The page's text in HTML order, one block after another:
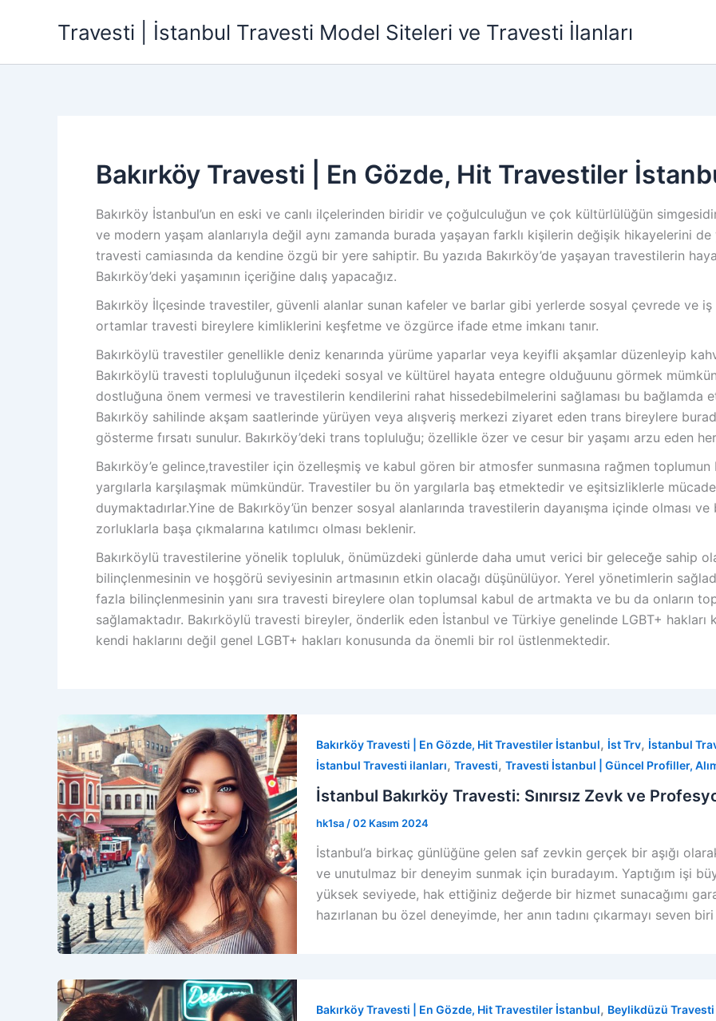
Travesti | İstanbul Travesti Model Siteleri ve Travesti İlanları
Bakırköy Travesti | En Gözde, Hit Travestiler
Bakırköy İstanbul’un en eski ve canlı ilçelerinden biridir ve çoğulculuğun ve çok kültürlülüğün
ve modern yaşam alanlarıyla değil aynı zamanda burada yaşayan farklı kişilerin değişik hikayelerini de
travesti camiasında da kendine özgü bir yere sahiptir. Bu yazıda Bakırköy’de yaşayan travestilerin
Bakırköy’deki yaşamının içeriğine dalış yapacağız.
Bakırköy İlçesinde travestiler, güvenli alanlar sunan kafeler ve barlar gibi yerlerde sosyal çevrede ve iş
ortamlar travesti bireylere kimliklerini keşfetme ve özgürce ifade etme imkanı tanır.
Bakırköylü travestiler genellikle deniz kenarında yürüme yaparlar veya keyifli akşamlar düzenleyip
Bakırköylü travesti topluluğunun ilçedeki sosyal ve kültürel hayata entegre olduğuunu görmek
dostluğuna önem vermesi ve travestilerin kendilerini rahat hissedebilmelerini sağlaması bu bağlamda
Bakırköy sahilinde akşam saatlerinde yürüyen veya alışveriş merkezi ziyaret eden trans bireylere
gösterme fırsatı sunulur. Bakırköy’deki trans topluluğu; özellikle özer ve cesur bir yaşamı arzu eden
Bakırköy’e gelince,travestiler için özelleşmiş ve kabul gören bir atmosfer sunmasına rağmen toplumun
yargılarla karşılaşmak mümkündür. Travestiler bu ön yargılarla baş etmektedir ve eşitsizliklerle
duymaktadırlar.Yine de Bakırköy’ün benzer sosyal alanlarında travestilerin dayanışma içinde olması ve
zorluklarla başa çıkmalarına katılımcı olması beklenir.
Bakırköylü travestilerine yönelik topluluk, önümüzdeki günlerde daha umut verici bir geleceğe sahip
bilinçlenmesinin ve hoşgörü seviyesinin artmasının etkin olacağı düşünülüyor. Yerel yönetimlerin
fazla bilinçlenmesinin yanı sıra travesti bireylere olan toplumsal kabul de artmakta ve bu da onların
sağlamaktadır. Bakırköylü travesti bireyler, önderlik eden İstanbul ve Türkiye genelinde LGBT+ hakları
kendi haklarını değil genel LGBT+ hakları konusunda da önemli bir rol üstlenmektedir.
Bakırköy Travesti | En Gözde, Hit Travestiler İstanbul, İst Trv, İstanbul
İstanbul Travesti ilanları, Travesti, Travesti İstanbul | Güncel Profiller,
İstanbul Bakırköy Travesti: Sınırsız Zevk ve
hk1sa /02 Kasım 2024
İstanbul’a birkaç günlüğüne gelen saf zevkin gerçek bir aşığı
ve unutulmaz bir deneyim sunmak için buradayım. Yaptığım işi
yüksek seviyede, hak ettiğiniz değerde bir hizmet sunacağımı
hazırlanan bu özel deneyimde, her anın tadını çıkarmayı seven
Bakırköy Travesti | En Gözde, Hit Travestiler İstanbul, Beylikdüzü